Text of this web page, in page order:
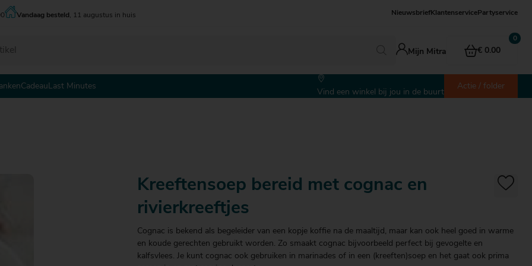
Vandaag besteld , 11 augustus in huis Nieuwsbrief KlantenservicePartyservice
Mijn Mitra € 0.00
Cadeau Last Minutes
Vind een winkel bij jou in de buurt
Actie / folder
Kreeftensoep bereid met cognac en
rivierkreeftjes
Cognac is bekend als begeleider van een kopje koffie na de maaltijd, maar kan ook heel goed in warme
en koude gerechten gebruikt worden. Zo smaakt cognac bijvoorbeeld perfect bij gevogelte en
kalfsvlees. Je kunt cognac ook gebruiken in marinades of in een (kreeften)soep en het gaat ook prima